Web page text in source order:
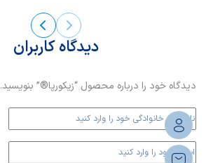
دیدگاه کاربران
دیدگاه خود را درباره محصول “زیکورپا®” بنویسید.